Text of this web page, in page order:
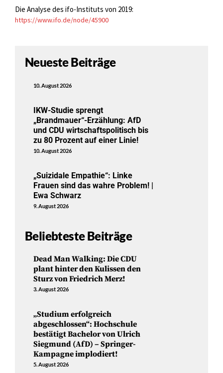
Die Analyse des ifo-Instituts von 2019:
https://www.ifo.de/node/45900
Neueste Beiträge
10. August 2026
IKW-Studie sprengt
„Brandmauer“-Erzählung: AfD
und CDU wirtschaftspolitisch bis
zu 80 Prozent auf einer Linie!
10. August 2026
„Suizidale Empathie“: Linke
Frauen sind das wahre Problem! |
Ewa Schwarz
9. August 2026
Beliebteste Beiträge
Dead Man Walking: Die CDU
plant hinter den Kulissen den
Sturz von Friedrich Merz!
3. August 2026
„Studium erfolgreich
abgeschlossen“: Hochschule
bestätigt Bachelor von Ulrich
Siegmund (AfD) – Springer-
Kampagne implodiert!
5. August 2026